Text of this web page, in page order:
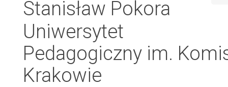
Stanisław Pokora
Uniwersytet
Pedagogiczny im.
Krakowie